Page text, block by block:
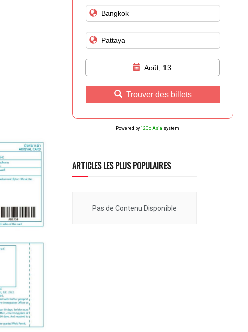
Août, 13
Trouver des billets
Powered by 12Go Asia system
ARTICLES LES PLUS POPULAIRES
Pas de Contenu Disponible